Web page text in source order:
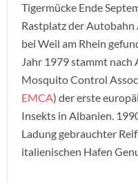
Tigermücke Ende
Rastplatz der Autobahn
bei Weil am Rhein
Jahr 1979 stammt nach
Mosquito Control
EMCA) der erste
Insekts in Albanien.
Ladung gebrauchter
italienischen Hafen